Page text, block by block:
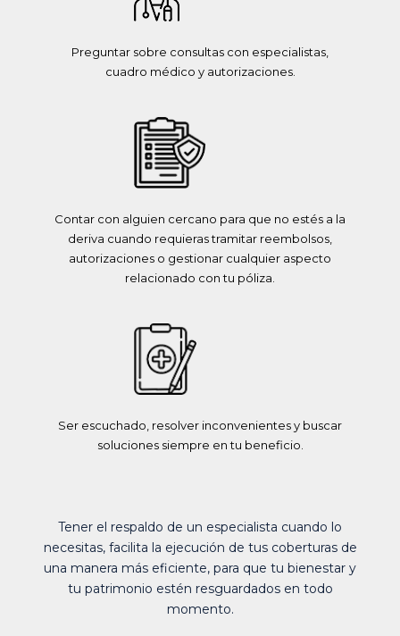
Preguntar sobre consultas con especialistas,
cuadro médico y autorizaciones.
Contar con alguien cercano para que no estés a la
deriva cuando requieras tramitar reembolsos,
autorizaciones o gestionar cualquier aspecto
relacionado con tu póliza.
Ser escuchado, resolver inconvenientes y buscar
soluciones siempre en tu beneficio.
Tener el respaldo de un especialista cuando lo
necesitas, facilita la ejecución de tus coberturas de
una manera más eficiente, para que tu bienestar y
tu patrimonio estén resguardados en todo
momento.